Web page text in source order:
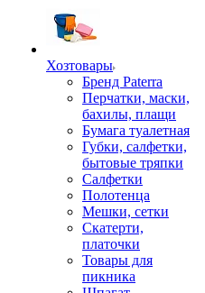
Хозтовары
Бренд Paterra
Перчатки, маски,
бахилы, плащи
Бумага туалетная
Губки, салфетки,
бытовые тряпки
Салфетки
Полотенца
Мешки, сетки
Скатерти,
платочки
Товары для
пикника